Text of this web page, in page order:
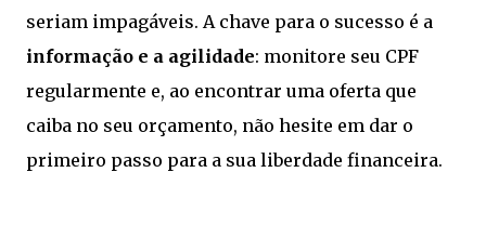
seriam impagáveis. A chave para o sucesso é a
informação e a agilidade: monitore seu CPF
regularmente e, ao encontrar uma oferta que
caiba no seu orçamento, não hesite em dar o
primeiro passo para a sua liberdade financeira.